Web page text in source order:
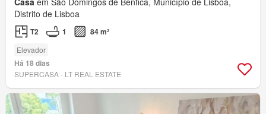
Distrito de Lisboa
T2 1 84 m²
Elevador
Há 18 dias
SUPERCASA - LT REAL ESTATE